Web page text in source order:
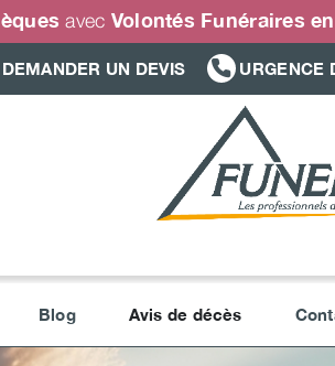
avec Volontés Funéraires
DEMANDER UN DEVIS URGENCE
Blog Avis de décès